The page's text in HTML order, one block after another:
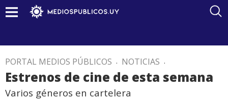
PORTAL MEDIOS PÚBLICOS . NOTICIAS .
Estrenos de cine de esta semana
Varios géneros en cartelera